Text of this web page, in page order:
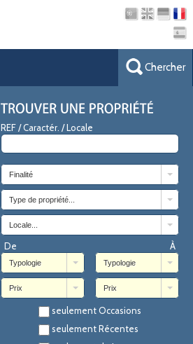
Chercher
REF / Caractér. / Locale
Finalité
Type de propriété...
Locale...
De À
Typologie Typologie
Prix Prix
seulement Occasions
seulement Récentes